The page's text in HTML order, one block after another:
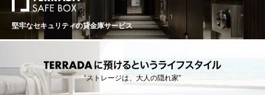
堅牢なセキュリティの貸金庫サービス
“ストレージは、大人の隠れ家”